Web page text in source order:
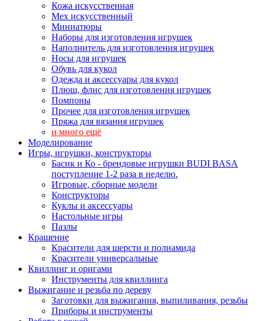
Кожа искусственная
Мех искусственный
Миниатюры
Наборы для изготовления игрушек
Наполнитель для изготовления игрушек
Носы для игрушек
Обувь для кукол
Одежда и аксессуары для кукол
Плюш, флис для изготовления игрушек
Помпоны
Прочее для изготовления игрушек
Пряжа для вязания игрушек
и много ещё
Моделирование
Игры, игрушки, конструкторы
Басик и Ко - брендовые игрушки BUDI BASA
поступление 1-2 раза в неделю.
Игровые, сборные модели
Конструкторы
Куклы и аксессуары
Настольные игры
Пазлы
Крашение
Красители для шерсти и полиамида
Красители универсальные
Квиллинг и оригами
Инструменты для квиллинга
Выжигание и резьба по дереву
Заготовки для выжигания, выпиливания, резьбы
Приборы и инструменты